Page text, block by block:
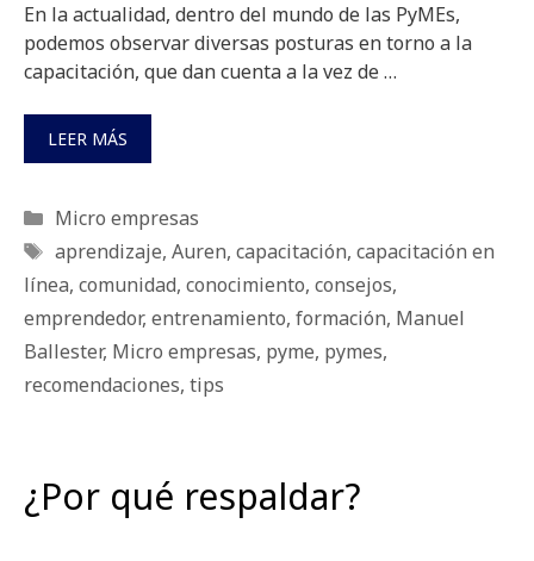
En la actualidad, dentro del mundo de las PyMEs,
podemos observar diversas posturas en torno a la
capacitación, que dan cuenta a la vez de …
LEER MÁS
Categorías
Micro empresas
Etiquetas
aprendizaje, Auren, capacitación, capacitación en
línea, comunidad, conocimiento, consejos,
emprendedor, entrenamiento, formación, Manuel
Ballester, Micro empresas, pyme, pymes,
recomendaciones, tips
¿Por qué respaldar?